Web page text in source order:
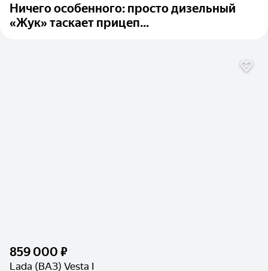
Ничего особенного: просто дизельный
«Жук» таскает прицеп...
859 000 ₽
Lada (ВАЗ) Vesta I